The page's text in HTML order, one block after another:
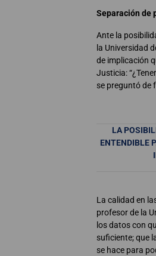
Separación de
Ante la
la Universidad
de implicación
Justicia:
se preguntó de
LA
ENTENDIBLE
La calidad en
profesor de la
los datos con
suficiente; que
se hace para